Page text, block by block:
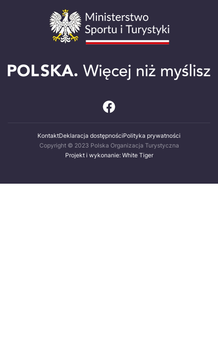
KontaktDeklaracja dostępnościPolityka prywatności
Copyright © 2023 Polska Organizacja Turystyczna
Projekt i wykonanie: White Tiger